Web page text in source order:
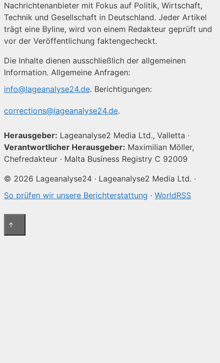
Nachrichtenanbieter mit Fokus auf Politik, Wirtschaft,
Technik und Gesellschaft in Deutschland. Jeder Artikel
trägt eine Byline, wird von einem Redakteur geprüft und
vor der Veröffentlichung faktengecheckt.
Die Inhalte dienen ausschließlich der allgemeinen
Information. Allgemeine Anfragen:
info@lageanalyse24.de. Berichtigungen:
corrections@lageanalyse24.de.
Herausgeber: Lageanalyse2 Media Ltd., Valletta ·
Verantwortlicher Herausgeber: Maximilian Möller,
Chefredakteur · Malta Business Registry C 92009
© 2026 Lageanalyse24 · Lageanalyse2 Media Ltd. ·
So prüfen wir unsere Berichterstattung · WorldRSS
↑